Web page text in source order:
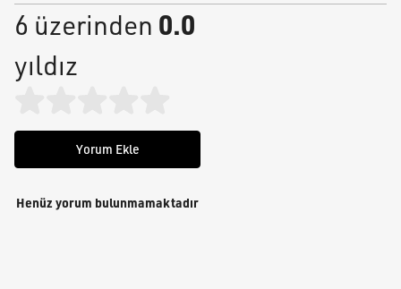
6 üzerinden 0.0
yıldız
Yorum Ekle
Henüz yorum bulunmamaktadır